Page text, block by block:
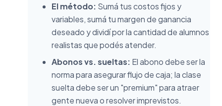
El método: Sumá tus costos fijos y
variables, sumá tu margen de ganancia
deseado y dividí por la cantidad de alumnos
realistas que podés atender.
Abonos vs. sueltas: El abono debe ser la
norma para asegurar flujo de caja; la clase
suelta debe ser un "premium" para atraer
gente nueva o resolver imprevistos.